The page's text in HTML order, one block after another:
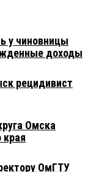
у чиновницы
доходы
рецидивист
Омска
края
ОмГТУ